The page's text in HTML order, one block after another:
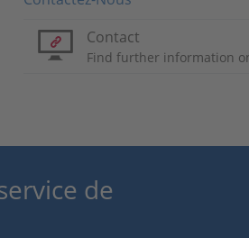
Contact
Find further information
de